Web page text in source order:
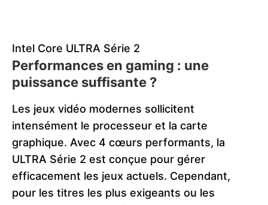
Intel Core ULTRA Série 2
Performances en gaming : une
puissance suffisante ?
Les jeux vidéo modernes sollicitent
intensément le processeur et la carte
graphique. Avec 4 cœurs performants, la
ULTRA Série 2 est conçue pour gérer
efficacement les jeux actuels. Cependant,
pour les titres les plus exigeants ou les